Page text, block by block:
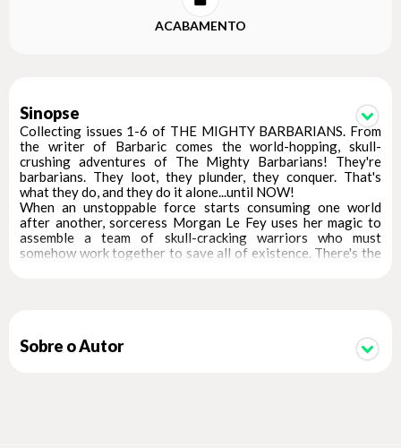
ACABAMENTO
Sinopse
Collecting issues 1-6 of THE MIGHTY BARBARIANS. From
the writer of Barbaric comes the world-hopping, skull-
crushing adventures of The Mighty Barbarians! They're
barbarians. They loot, they plunder, they conquer. That's
what they do, and they do it alone...until NOW!
When an unstoppable force starts consuming one world
after another, sorceress Morgan Le Fey uses her magic to
assemble a team of skull-cracking warriors who must
somehow work together to save all of existence. There's the
path of ruin through everything and everyone that stands in
Sobre o Autor